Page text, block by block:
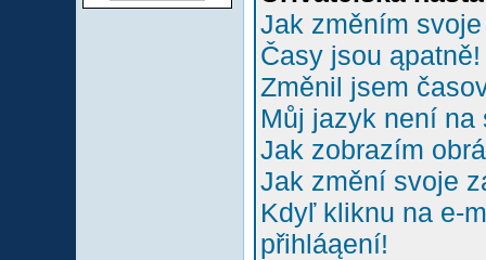
Jak změním
Časy jsou ąpatně!
Změnil jsem
Můj jazyk není na
Jak zobrazím
Jak změní svoje
Kdyľ kliknu na e-
přihláąení!